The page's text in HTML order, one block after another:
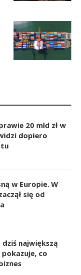
20 mld zł w
dopiero
w Europie. W
się od
największą
co